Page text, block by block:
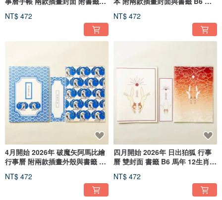
狸 動物
NT$ 472 NT$ 472
4月開始 2026年 破魔矢阿馬比繪
行事曆 附兩款插畫外殼與書籤 B6
NT$ 472
四月開始 2026年 日出狛狐 行事
曆 雙封面 書籤 B6 馬年 12生肖
NT$ 472